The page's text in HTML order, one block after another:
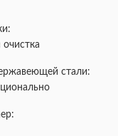
очистка
стали: